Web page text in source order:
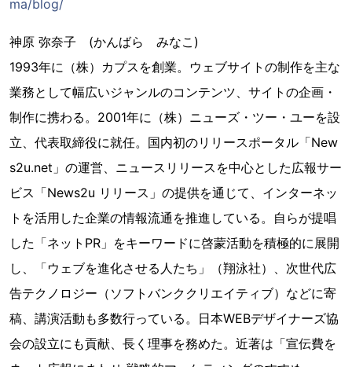
ma/blog/
神原 弥奈子 (かんばら みなこ)
1993年に（株）カプスを創業。ウェブサイトの制作を主な
業務として幅広いジャンルのコンテンツ、サイトの企画・
制作に携わる。2001年に（株）ニューズ・ツー・ユーを設
立、代表取締役に就任。国内初のリリースポータル「New
s2u.net」の運営、ニュースリリースを中心とした広報サー
ビス「News2u リリース」の提供を通じて、インターネッ
トを活用した企業の情報流通を推進している。自らが提唱
した「ネットPR」をキーワードに啓蒙活動を積極的に展開
し、「ウェブを進化させる人たち」（翔泳社）、次世代広
告テクノロジー（ソフトバンククリエイティブ）などに寄
稿、講演活動も多数行っている。日本WEBデザイナーズ協
会の設立にも貢献、長く理事を務めた。近著は「宣伝費を